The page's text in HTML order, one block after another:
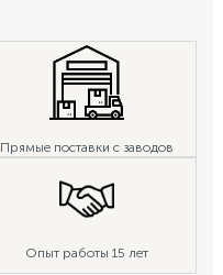
Прямые поставки с заводов
Опыт работы 15 лет